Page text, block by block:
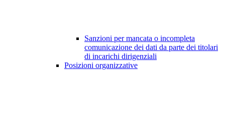
Sanzioni per mancata o incompleta
comunicazione dei dati da parte dei titolari
di incarichi dirigenziali
Posizioni organizzative